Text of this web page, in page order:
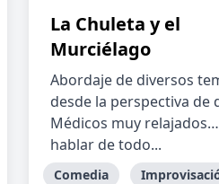
La Chuleta y el
Murciélago
Abordaje de diversos
desde la perspectiva de
Médicos muy relajados…
hablar de todo...
Comedia